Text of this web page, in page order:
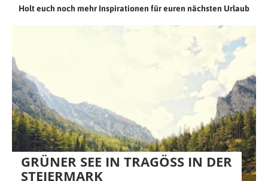
Holt euch noch mehr Inspirationen für euren nächsten Urlaub
GRÜNER SEE IN TRAGÖSS IN DER S
TEIERMARK